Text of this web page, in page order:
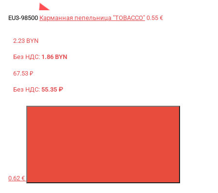
EU3-98500 Карманная пепельница "TOBACCO" 0.55 €
2.23 BYN
Без НДС: 1.86 BYN
67.53 ₽
Без НДС: 55.35 ₽
0.62 €